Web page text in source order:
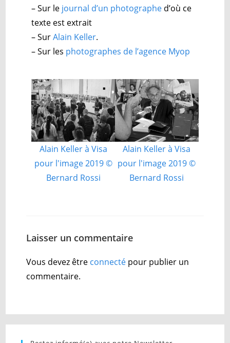
– Sur le journal d’un photographe d’où ce
texte est extrait
– SurAlain Keller.
– Sur les photographes de l’agence Myop
Alain Keller à Visa
pour l'image 2019 ©
Bernard Rossi
Alain Keller à Visa
pour l'image 2019 ©
Bernard Rossi
Laisser un commentaire
Vous devez être connecté pour publier un
commentaire.